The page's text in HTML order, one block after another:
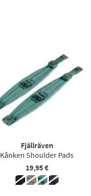
Fjällräven
Kånken Shoulder Pads
19,95 €